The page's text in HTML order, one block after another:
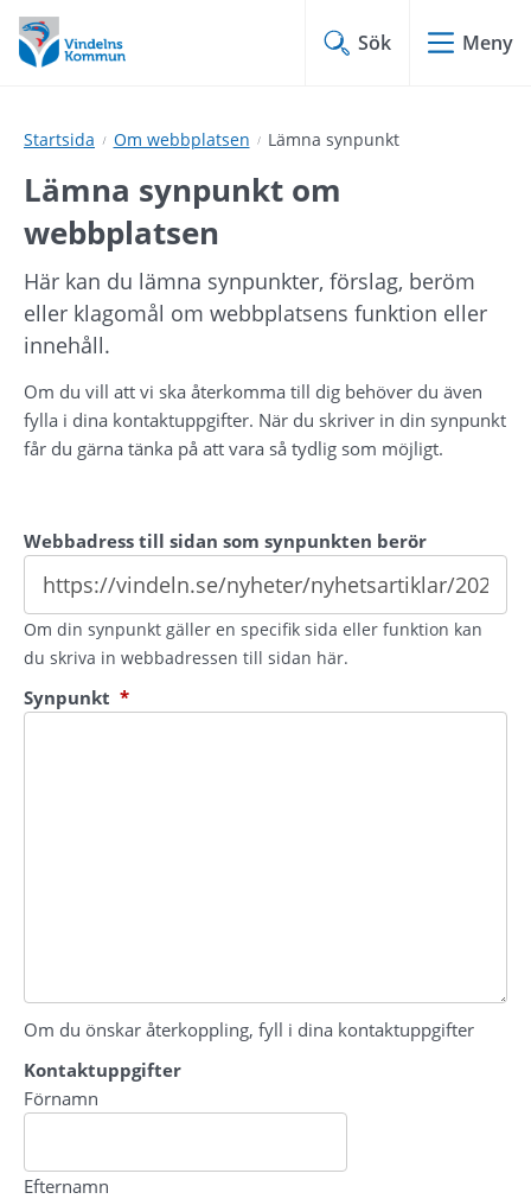
Hoppa
till
innehåll
Hoppa
till
undermeny
Sök Meny
Startsida Om webbplatsen Lämna synpunkt
Lämna synpunkt om
webbplatsen
Här kan du lämna synpunkter, förslag, beröm
eller klagomål om webbplatsens funktion eller
innehåll.
Om du vill att vi ska återkomma till dig behöver du även
fylla i dina kontaktuppgifter. När du skriver in din synpunkt
får du gärna tänka på att vara så tydlig som möjligt.
Webbadress till sidan som synpunkten berör
Om din synpunkt gäller en specifik sida eller funktion kan
du skriva in webbadressen till sidan här.
Synpunkt *(obligatorisk)
Om du önskar återkoppling, fyll i dina kontaktuppgifter
Kontaktuppgifter
Kontaktuppgifter
Förnamn
Efternamn